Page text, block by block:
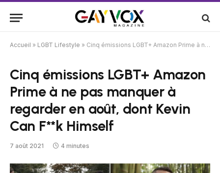
Accueil » LGBT Lifestyle » Cinq émissions LGBT+ Amazon Prime à ne pas manquer à regarder en août, dont Kevin Can F**k Himself
Cinq émissions LGBT+ Amazon
Prime à ne pas manquer à
regarder en août, dont Kevin
Can F**k Himself
7 août 2021 4 minutes